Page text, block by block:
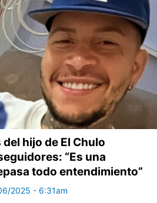
hijo de El Chulo
“Es una
todo entendimiento”
2025 - 6:31am